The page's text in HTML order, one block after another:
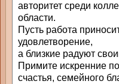
авторитет среди
области.
Пусть работа
удовлетворение,
а близкие радуют
Примите искренние
счастья, семейного